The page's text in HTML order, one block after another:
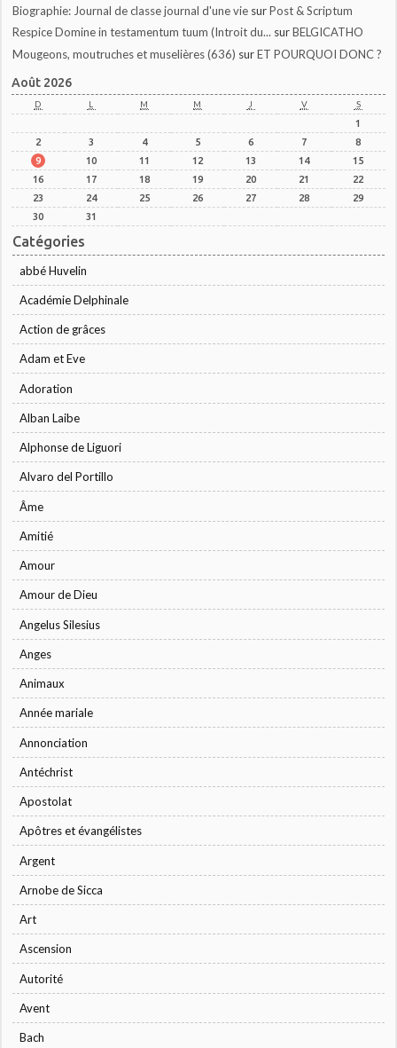
Biographie: Journal de classe journal d'une vie surPost & Scriptum
Respice Domine in testamentum tuum (Introit du... surBELGICATHO
Mougeons, moutruches et muselières (636) surET POURQUOI DONC ?
Août 2026
D L M M J V S
1
2
3 4 5 6 7
8
9
10 11 12 13 14
15
16
17 18 19 20 21
22
23
24 25 26 27 28
29
30
31
Catégories
abbé Huvelin
Académie Delphinale
Action de grâces
Adam et Eve
Adoration
Alban Laibe
Alphonse de Liguori
Alvaro del Portillo
Âme
Amitié
Amour
Amour de Dieu
Angelus Silesius
Anges
Animaux
Année mariale
Annonciation
Antéchrist
Apostolat
Apôtres et évangélistes
Argent
Arnobe de Sicca
Art
Ascension
Autorité
Avent
Bach